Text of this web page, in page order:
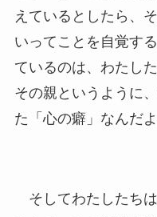
えているとしたら、
いってことを自覚す
ているのは、わたし
その親というように
た「心の癖」なんだよ
そしてわたしたち